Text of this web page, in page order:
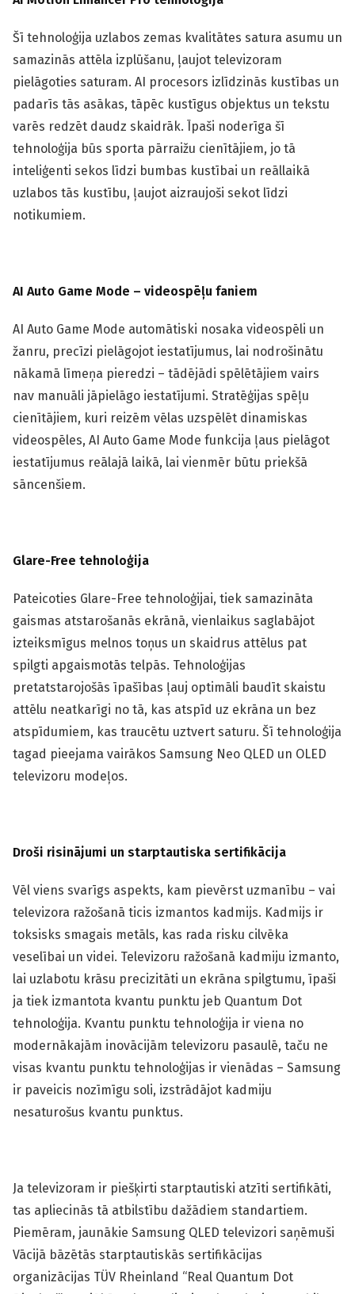
Šī tehnoloģija uzlabos zemas kvalitātes satura asumu un
samazinās attēla izplūšanu, ļaujot televizoram
pielāgoties saturam. AI procesors izlīdzinās kustības un
padarīs tās asākas, tāpēc kustīgus objektus un tekstu
varēs redzēt daudz skaidrāk. Īpaši noderīga šī
tehnoloģija būs sporta pārraižu cienītājiem, jo tā
inteliģenti sekos līdzi bumbas kustībai un reāllaikā
uzlabos tās kustību, ļaujot aizraujoši sekot līdzi
notikumiem.
AI Auto Game Mode – videospēļu faniem
AI Auto Game Mode automātiski nosaka videospēli un
žanru, precīzi pielāgojot iestatījumus, lai nodrošinātu
nākamā līmeņa pieredzi – tādējādi spēlētājiem vairs
nav manuāli jāpielāgo iestatījumi. Stratēģijas spēļu
cienītājiem, kuri reizēm vēlas uzspēlēt dinamiskas
videospēles, AI Auto Game Mode funkcija ļaus pielāgot
iestatījumus reālajā laikā, lai vienmēr būtu priekšā
sāncenšiem.
Glare-Free tehnoloģija
Pateicoties Glare-Free tehnoloģijai, tiek samazināta
gaismas atstarošanās ekrānā, vienlaikus saglabājot
izteiksmīgus melnos toņus un skaidrus attēlus pat
spilgti apgaismotās telpās. Tehnoloģijas
pretatstarojošās īpašības ļauj optimāli baudīt skaistu
attēlu neatkarīgi no tā, kas atspīd uz ekrāna un bez
atspīdumiem, kas traucētu uztvert saturu. Šī tehnoloģija
tagad pieejama vairākos Samsung Neo QLED un OLED
televizoru modeļos.
Droši risinājumi un starptautiska sertifikācija
Vēl viens svarīgs aspekts, kam pievērst uzmanību – vai
televizora ražošanā ticis izmantos kadmijs. Kadmijs ir
toksisks smagais metāls, kas rada risku cilvēka
veselībai un videi. Televizoru ražošanā kadmiju izmanto,
lai uzlabotu krāsu precizitāti un ekrāna spilgtumu, īpaši
ja tiek izmantota kvantu punktu jeb Quantum Dot
tehnoloģija. Kvantu punktu tehnoloģija ir viena no
modernākajām inovācijām televizoru pasaulē, taču ne
visas kvantu punktu tehnoloģijas ir vienādas – Samsung
ir paveicis nozīmīgu soli, izstrādājot kadmiju
nesaturošus kvantu punktus.
Ja televizoram ir piešķirti starptautiski atzīti sertifikāti,
tas apliecinās tā atbilstību dažādiem standartiem.
Piemēram, jaunākie Samsung QLED televizori saņēmuši
Vācijā bāzētās starptautiskās sertifikācijas
organizācijas TÜV Rheinland “Real Quantum Dot